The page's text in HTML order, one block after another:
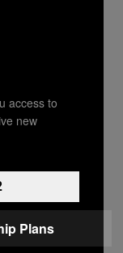
While
by
Are
‘Em
access to
new
Plans